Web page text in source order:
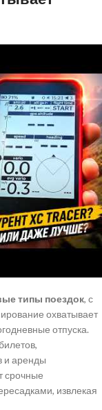
типы поездок, с
охватывает
отпуска.
и аренды
срочные
извлекая